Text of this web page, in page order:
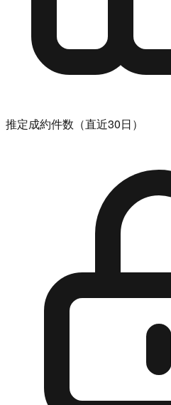
推定成約件数（直近30日）